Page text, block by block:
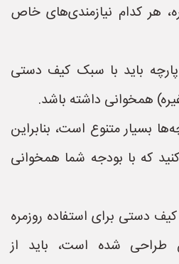
هر کدام نیازمندی‌های خاص
باید با سبک کیف دستی
همخوانی داشته باشد.
بسیار متنوع است، بنابراین
که با بودجه شما همخوانی
دستی برای استفاده روزمره
شده است، باید از